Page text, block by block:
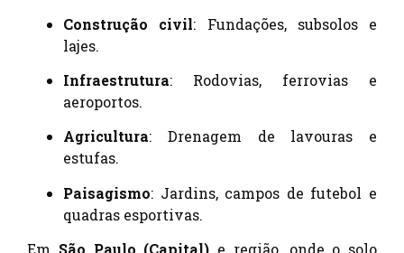
Construção civil: Fundações, subsolos e
lajes.
Infraestrutura: Rodovias, ferrovias e
aeroportos.
Agricultura: Drenagem de lavouras e
estufas.
Paisagismo: Jardins, campos de futebol e
quadras esportivas.
Em São Paulo (Capital) e região, onde o solo